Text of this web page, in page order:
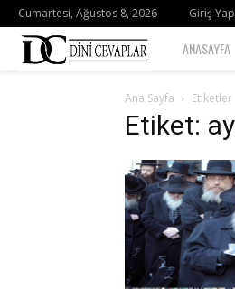
Cumartesi, Ağustos 8, 2026 Giriş
Dini
Cevaplar
ANASAYFA
Ana Sayfa Etiketler
Etiket: